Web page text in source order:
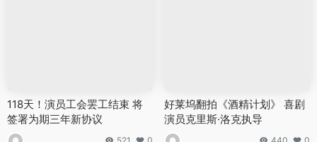
118天！演员工会罢工结束 将
签署为期三年新协议
好莱坞翻拍《酒精计划》 喜剧
演员克里斯·洛克执导